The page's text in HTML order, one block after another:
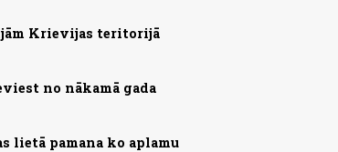
Krievijas teritorijā
no nākamā gada
lietā pamana ko aplamu